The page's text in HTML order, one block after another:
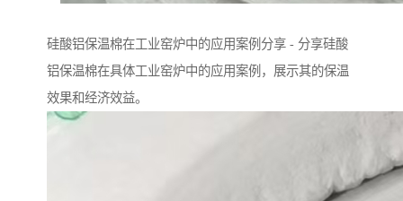
硅酸铝保温棉在工业窑炉中的应用案例分享 - 分享硅酸
铝保温棉在具体工业窑炉中的应用案例，展示其的保温
效果和经济效益。